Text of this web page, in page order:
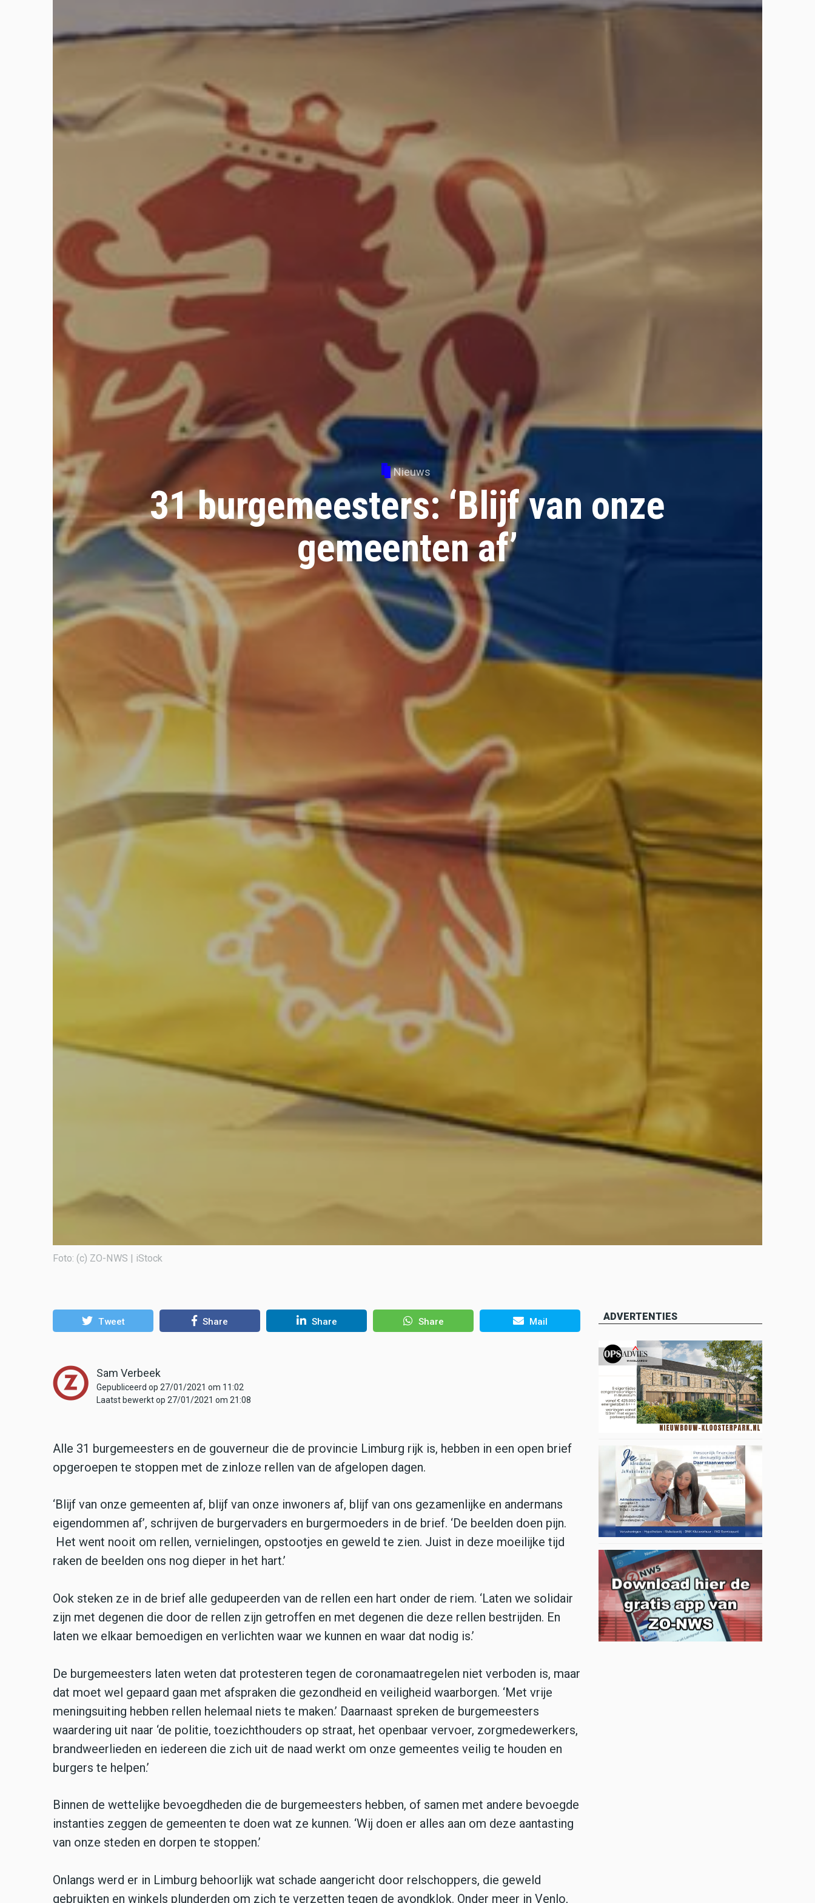
Nieuws
31 burgemeesters: ‘Blijf van onze
gemeenten af’
Foto: (c) ZO-NWS | iStock
Tweet Share Share Share Mail
Sam Verbeek
Gepubliceerd op 27/01/2021 om 11:02
Laatst bewerkt op 27/01/2021 om 21:08
Alle 31 burgemeesters en de gouverneur die de provincie Limburg rijk is, hebben in een open brief
opgeroepen te stoppen met de zinloze rellen van de afgelopen dagen.
‘Blijf van onze gemeenten af, blijf van onze inwoners af, blijf van ons gezamenlijke en andermans
eigendommen af’, schrijven de burgervaders en burgermoeders in de brief. ‘De beelden doen pijn.
Het went nooit om rellen, vernielingen, opstootjes en geweld te zien. Juist in deze moeilijke tijd
raken de beelden ons nog dieper in het hart.’
Ook steken ze in de brief alle gedupeerden van de rellen een hart onder de riem. ‘Laten we solidair
zijn met degenen die door de rellen zijn getroffen en met degenen die deze rellen bestrijden. En
laten we elkaar bemoedigen en verlichten waar we kunnen en waar dat nodig is.’
De burgemeesters laten weten dat protesteren tegen de coronamaatregelen niet verboden is, maar
dat moet wel gepaard gaan met afspraken die gezondheid en veiligheid waarborgen. ‘Met vrije
meningsuiting hebben rellen helemaal niets te maken.’ Daarnaast spreken de burgemeesters
waardering uit naar ‘de politie, toezichthouders op straat, het openbaar vervoer, zorgmedewerkers,
brandweerlieden en iedereen die zich uit de naad werkt om onze gemeentes veilig te houden en
burgers te helpen.’
Binnen de wettelijke bevoegdheden die de burgemeesters hebben, of samen met andere bevoegde
instanties zeggen de gemeenten te doen wat ze kunnen. ‘Wij doen er alles aan om deze aantasting
van onze steden en dorpen te stoppen.’
Onlangs werd er in Limburg behoorlijk wat schade aangericht door relschoppers, die geweld
gebruikten en winkels plunderden om zich te verzetten tegen de avondklok. Onder meer in Venlo,
ADVERTENTIES